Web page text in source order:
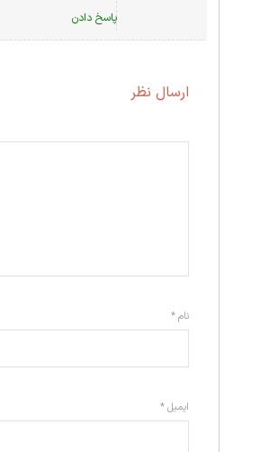
پاسخ دادن
ارسال نظر
نام*
ایمیل*